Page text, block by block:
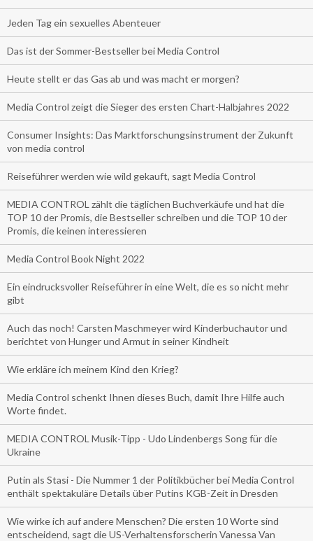
Jeden Tag ein sexuelles Abenteuer
Das ist der Sommer-Bestseller bei Media Control
Heute stellt er das Gas ab und was macht er morgen?
Media Control zeigt die Sieger des ersten Chart-Halbjahres 2022
Consumer Insights: Das Marktforschungsinstrument der Zukunft
von media control
Reiseführer werden wie wild gekauft, sagt Media Control
MEDIA CONTROL zählt die täglichen Buchverkäufe und hat die
TOP 10 der Promis, die Bestseller schreiben und die TOP 10 der
Promis, die keinen interessieren
Media Control Book Night 2022
Ein eindrucksvoller Reiseführer in eine Welt, die es so nicht mehr
gibt
Auch das noch! Carsten Maschmeyer wird Kinderbuchautor und
berichtet von Hunger und Armut in seiner Kindheit
Wie erkläre ich meinem Kind den Krieg?
Media Control schenkt Ihnen dieses Buch, damit Ihre Hilfe auch
Worte findet.
MEDIA CONTROL Musik-Tipp - Udo Lindenbergs Song für die
Ukraine
Putin als Stasi - Die Nummer 1 der Politikbücher bei Media Control
enthält spektakuläre Details über Putins KGB-Zeit in Dresden
Wie wirke ich auf andere Menschen? Die ersten 10 Worte sind
entscheidend, sagt die US-Verhaltensforscherin Vanessa Van